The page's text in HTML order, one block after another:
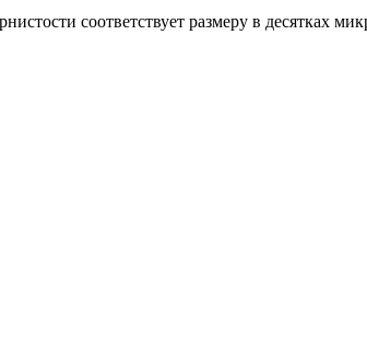
соответствует размеру в десятках